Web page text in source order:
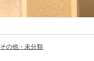
その他・未分類